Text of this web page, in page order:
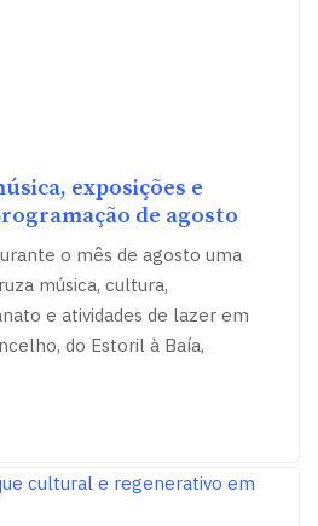
exposições e
de agosto
o mês de agosto uma
música, cultura,
e atividades de lazer em
do Estoril à Baía,